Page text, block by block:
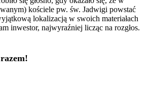
kościele pw. św. Jadwigi powstać
lokalizacją w swoich materiałach
inwestor, najwyraźniej licząc na rozgłos.